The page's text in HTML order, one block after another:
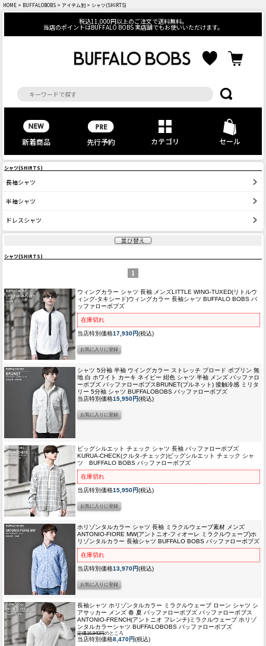
HOME > BUFFALOBOBS > アイテム別 > シャツ(SHIRTS)
税込11,000円以上のご注文で送料無料。
当店のポイントはBUFFALO BOBS 実店舗でもお使いいただけます。
新着商品 先行予約 カテゴリ セール
シャツ(SHIRTS)
長袖シャツ
半袖シャツ
ドレスシャツ
並び替え
シャツ(SHIRTS)
1
ウィングカラー シャツ 長袖 メンズLITTLE WING-TUXED(リトルウ
ィング-タキシード)ウィングカラー 長袖シャツ BUFFALO BOBS バ
ッファローボブズ
在庫切れ
当店特別価格17,930円(税込)
シャツ 5分袖 半袖 ウイングカラー ストレッチ ブロード ポプリン 無
地 白 ホワイト カーキ ネイビー 紺色 シャツ 半袖 メンズ バッファロ
ーボブズ バッファローボブスBRUNET(ブルネット) 接触冷感 ミリタ
リー 5分袖 シャツ BUFFALOBOBS バッファローボブズ
当店特別価格15,950円(税込)
ビッグシルエット チェック シャツ 長袖 バッファローボブズ
KURUA-CHECK(クルタ-チェック)ビッグシルエット チェック シャ
ツ BUFFALO BOBS バッファローボブズ
在庫切れ
当店特別価格15,950円(税込)
ホリゾンタルカラー シャツ 長袖 ミラクルウェーブ素材 メンズ
ANTONIO-FIORE MW(アントニオ-フィオーレ ミラクルウェーブ)ホ
リゾンタルカラー 長袖シャツ BUFFALO BOBS バッファローボブズ
在庫切れ
当店特別価格13,970円(税込)
長袖シャツ ホリゾンタルカラー ミラクルウェーブ ローン シャツ シ
アサッカー メンズ 春 夏 バッファローボブズ バッファローボブス
ANTONIO-FRENCH(アントニオ フレンチ)ミラクルウェーブ ホリゾ
ンタルカラーシャツ BUFFALOBOBS バッファローボブズ
定価16,940円のところ
当店特別価格8,470円(税込)